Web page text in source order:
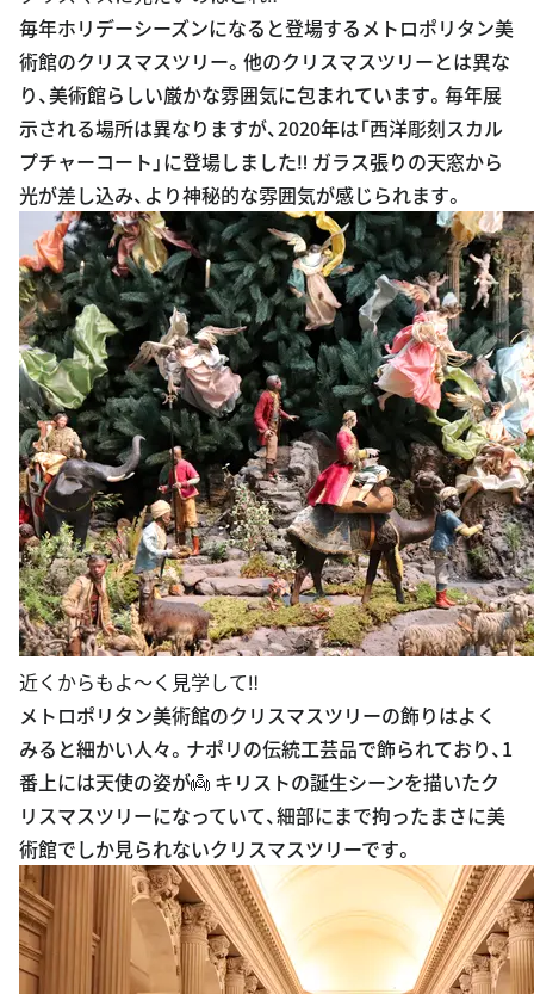
毎年ホリデーシーズンになると登場するメトロポリタン美
術館のクリスマスツリー。他のクリスマスツリーとは異な
り、美術館らしい厳かな雰囲気に包まれています。毎年展
示される場所は異なりますが、2020年は「西洋彫刻スカル
プチャーコート」に登場しました‼︎ ガラス張りの天窓から
光が差し込み、より神秘的な雰囲気が感じられます。
近くからもよ〜く見学して‼︎
メトロポリタン美術館のクリスマスツリーの飾りはよく
みると細かい人々。ナポリの伝統工芸品で飾られており、1
番上には天使の姿が👼 キリストの誕生シーンを描いたク
リスマスツリーになっていて、細部にまで拘ったまさに美
術館でしか見られないクリスマスツリーです。